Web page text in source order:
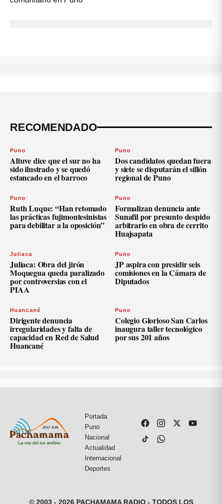
RECOMENDADO
Puno
Altuve dice que el sur no ha
sido ilustrado y se quedó
estancado en el barroco
Puno
Dos candidatos quedan fuera
y siete se disputarán el sillón
regional de Puno
Puno
Ruth Luque: “Han retomado
las prácticas fujimontesinistas
para debilitar a la oposición”
Puno
Formalizan denuncia ante
Sunafil por presunto despido
arbitrario en obra de cerrito
Huajsapata
Juliaca
Juliaca: Obra del jirón
Moquegua queda paralizado
por controversias con el
PIAA
Puno
JP aspira con presidir seis
comisiones en la Cámara de
Diputados
Huancané
Dirigente denuncia
irregularidades y falta de
capacidad en Red de Salud
Huancané
Puno
Colegio Glorioso San Carlos
inaugura taller tecnológico
por sus 201 años
Portada
Puno
Nacional
Actualidad
Internacional
Deportes
© 2003 - 2026 PACHAMAMA RADIO - TODOS LOS